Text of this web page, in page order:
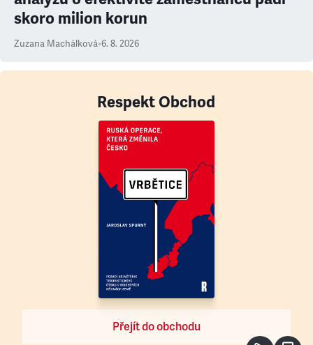
skoro milion korun
Zuzana Machálková•6. 8. 2026
Respekt Obchod
Přejít do obchodu